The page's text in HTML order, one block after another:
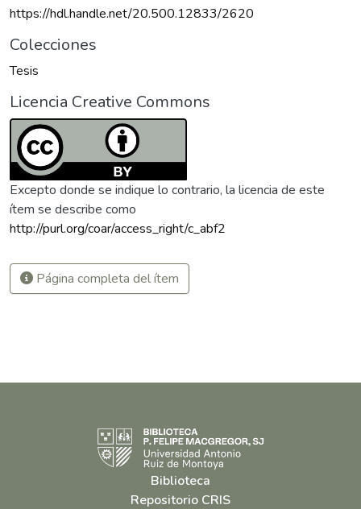
https://hdl.handle.net/20.500.12833/2620
Colecciones
Tesis
Licencia Creative Commons
Excepto donde se indique lo contrario, la licencia de este
ítem se describe como
http://purl.org/coar/access_right/c_abf2
Página completa del ítem
Biblioteca
Repositorio CRIS